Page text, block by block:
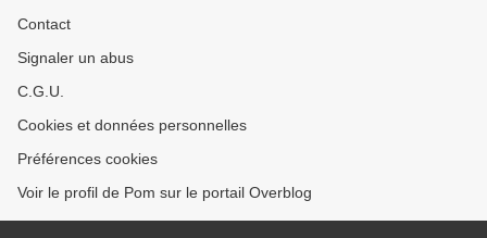
Contact
Signaler un abus
C.G.U.
Cookies et données personnelles
Préférences cookies
Voir le profil de Pom sur le portail Overblog